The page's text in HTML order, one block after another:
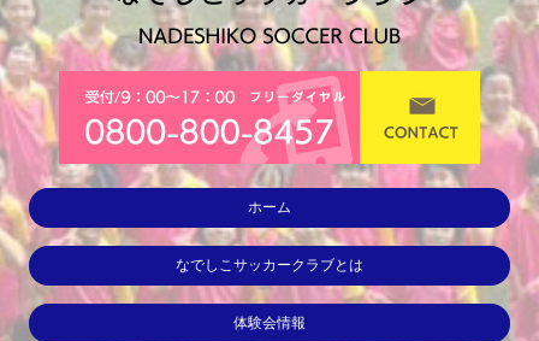
ホーム
なでしこサッカークラブとは
体験会情報